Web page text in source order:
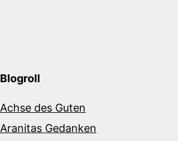
Blogroll
Achse des Guten
Aranitas Gedanken